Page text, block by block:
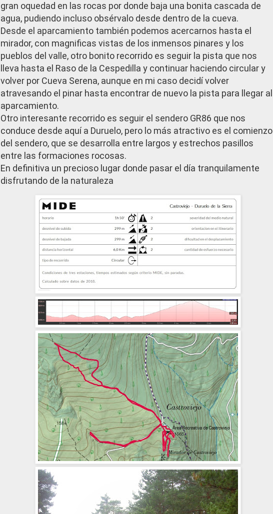
gran oquedad en las rocas por donde baja una bonita cascada de
agua, pudiendo incluso obsérvalo desde dentro de la cueva.
Desde el aparcamiento también podemos acercarnos hasta el
mirador, con magnificas vistas de los inmensos pinares y los
pueblos del valle, otro bonito recorrido es seguir la pista que nos
lleva hasta el Raso de la Cespedilla y continuar haciendo circular y
volver por Cueva Serena, aunque en mi caso decidí volver
atravesando el pinar hasta encontrar de nuevo la pista para llegar al
aparcamiento.
Otro interesante recorrido es seguir el sendero GR86 que nos
conduce desde aquí a Duruelo, pero lo más atractivo es el comienzo
del sendero, que se desarrolla entre largos y estrechos pasillos
entre las formaciones rocosas.
En definitiva un precioso lugar donde pasar el día tranquilamente
disfrutando de la naturaleza